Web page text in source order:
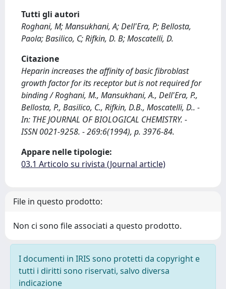
Tutti gli autori
Roghani, M; Mansukhani, A; Dell'Era, P; Bellosta,
Paola; Basilico, C; Rifkin, D. B; Moscatelli, D.
Citazione
Heparin increases the affinity of basic fibroblast
growth factor for its receptor but is not required for
binding / Roghani, M., Mansukhani, A., Dell'Era, P.,
Bellosta, P., Basilico, C., Rifkin, D.B., Moscatelli, D.. -
In: THE JOURNAL OF BIOLOGICAL CHEMISTRY. -
ISSN 0021-9258. - 269:6(1994), p. 3976-84.
Appare nelle tipologie:
03.1 Articolo su rivista (Journal article)
File in questo prodotto:
Non ci sono file associati a questo prodotto.
I documenti in IRIS sono protetti da copyright e
tutti i diritti sono riservati, salvo diversa
indicazione